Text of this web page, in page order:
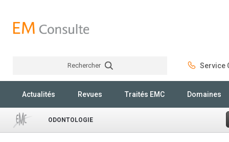
Rechercher Service
Actualités Revues Traités EMC Domaines
ODONTOLOGIE